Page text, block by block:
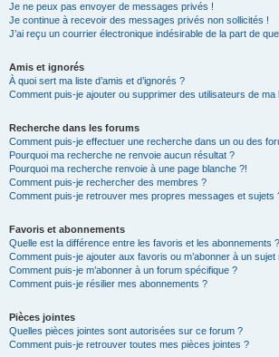
Je ne peux pas envoyer de messages privés !
Je continue à recevoir des messages privés non sollicités !
J’ai reçu un courrier électronique indésirable de la part de
Amis et ignorés
À quoi sert ma liste d’amis et d’ignorés ?
Comment puis-je ajouter ou supprimer des utilisateurs de ma
Recherche dans les forums
Comment puis-je effectuer une recherche dans un ou des
Pourquoi ma recherche ne renvoie aucun résultat ?
Pourquoi ma recherche renvoie à une page blanche ?!
Comment puis-je rechercher des membres ?
Comment puis-je retrouver mes propres messages et sujets
Favoris et abonnements
Quelle est la différence entre les favoris et les abonnements ?
Comment puis-je ajouter aux favoris ou m’abonner à un sujet
Comment puis-je m’abonner à un forum spécifique ?
Comment puis-je résilier mes abonnements ?
Pièces jointes
Quelles pièces jointes sont autorisées sur ce forum ?
Comment puis-je retrouver toutes mes pièces jointes ?